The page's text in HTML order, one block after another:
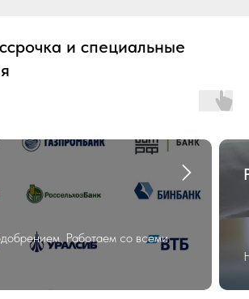
и специальные
Работаем со всеми